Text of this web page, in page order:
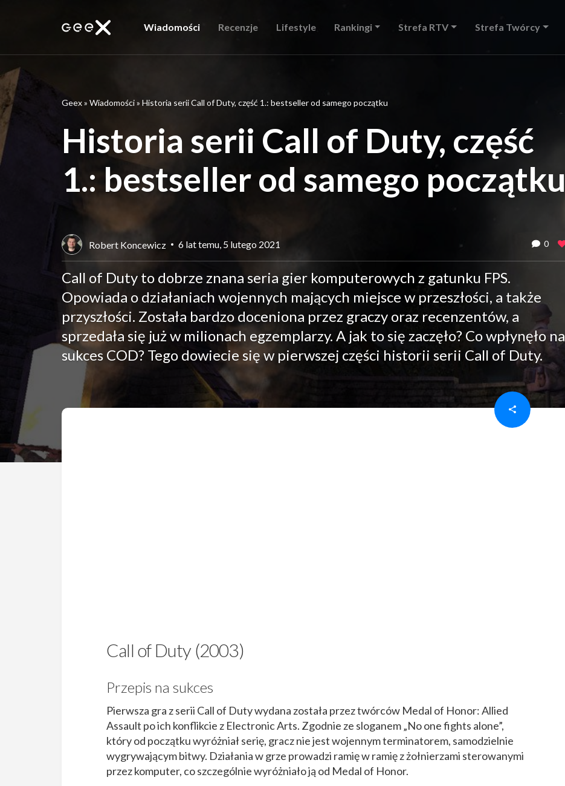
Wiadomości Recenzje Lifestyle Rankingi Strefa RTV Strefa Twórcy
Geex» Wiadomości» Historia serii Call of Duty, część 1.: bestseller od samego początku
Historia serii Call of Duty, część
1.: bestseller od samego początku
Robert Koncewicz 6 lat temu, 5 lutego 2021 0
Call of Duty to dobrze znana seria gier komputerowych z gatunku FPS.
Opowiada o działaniach wojennych mających miejsce w przeszłości, a także
przyszłości. Została bardzo doceniona przez graczy oraz recenzentów, a
sprzedała się już w milionach egzemplarzy. A jak to się zaczęło? Co wpłynęło na
sukces COD? Tego dowiecie się w pierwszej części historii serii Call of Duty.
Call of Duty (2003)
Przepis na sukces
Pierwsza gra z serii Call of Duty wydana została przez twórców Medal of Honor: Allied
Assault po ich konflikcie z Electronic Arts. Zgodnie ze sloganem „No one fights alone”,
który od początku wyróżniał serię, gracz nie jest wojennym terminatorem, samodzielnie
wygrywającym bitwy. Działania w grze prowadzi ramię w ramię z żołnierzami sterowanymi
przez komputer, co szczególnie wyróżniało ją od Medal of Honor.